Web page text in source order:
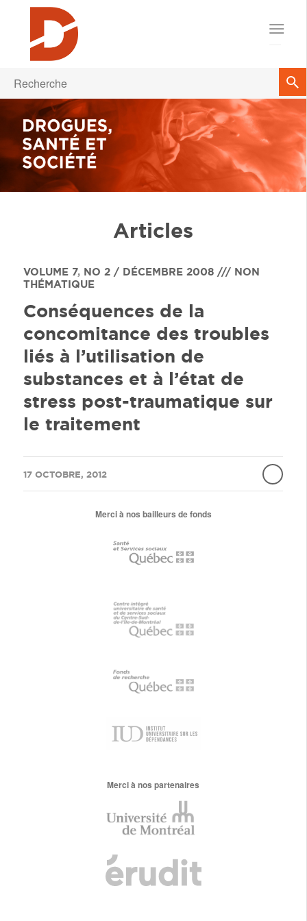
Articles
VOLUME 7, NO 2 / DÉCEMBRE 2008 /// NON
THÉMATIQUE
Conséquences de la
concomitance des troubles
liés à l’utilisation de
substances et à l’état de
stress post-traumatique sur
le traitement
17 OCTOBRE, 2012
/
Merci à nos bailleurs de fonds
Merci à nos partenaires